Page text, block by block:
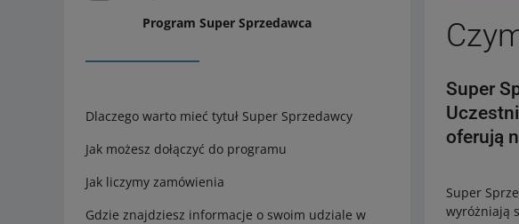
Program Super Sprzedawca
Dlaczego warto mieć tytuł Super Sprzedawcy
Jak możesz dołączyć do programu
Jak liczymy zamówienia
Gdzie znajdziesz informacje o swoim udziale w
Super
oferują
Super
wyróżniają